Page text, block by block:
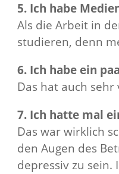
5. Ich habe
Als die Arbeit in
studieren, denn
6. Ich habe ein
Das hat auch
7. Ich hatte mal
Das war wirklich
den Augen des
depressiv zu